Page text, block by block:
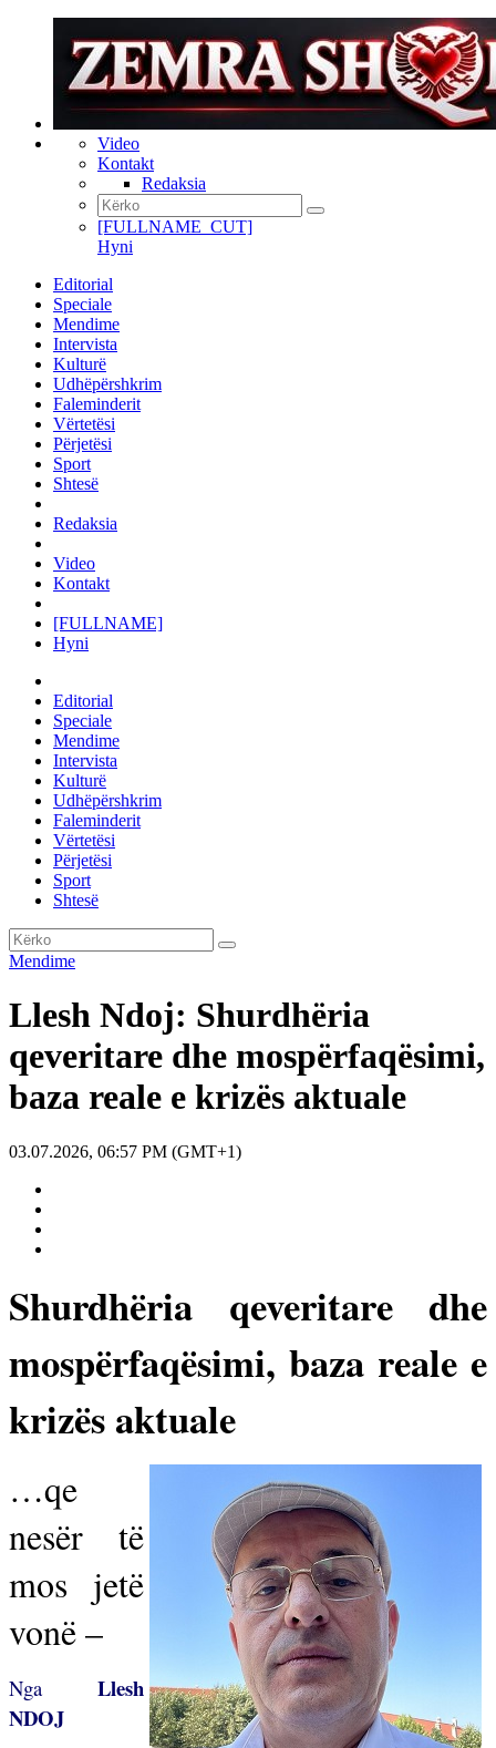
Video
Kontakt
Redaksia
[FULLNAME_CUT]
Hyni
Editorial
Speciale
Mendime
Intervista
Kulturë
Udhëpërshkrim
Faleminderit
Vërtetësi
Përjetësi
Sport
Shtesë
Redaksia
Video
Kontakt
[FULLNAME]
Hyni
Editorial
Speciale
Mendime
Intervista
Kulturë
Udhëpërshkrim
Faleminderit
Vërtetësi
Përjetësi
Sport
Shtesë
Mendime
Llesh Ndoj: Shurdhëria
qeveritare dhe mospërfaqësimi,
baza reale e krizës aktuale
03.07.2026, 06:57 PM (GMT+1)
Shurdhëria qeveritare dhe
mospërfaqësimi, baza reale e
krizës aktuale
…qe
nesër të
mos jetë
vonë –
Nga Llesh
NDOJ